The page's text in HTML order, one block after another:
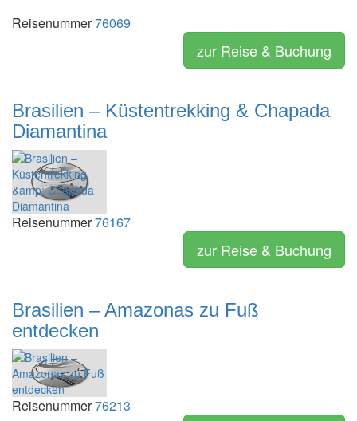
Reisenummer76069
zur Reise & Buchung
Brasilien – Küstentrekking & Chapada
Diamantina
Reisenummer76167
zur Reise & Buchung
Brasilien – Amazonas zu Fuß
entdecken
Reisenummer76213